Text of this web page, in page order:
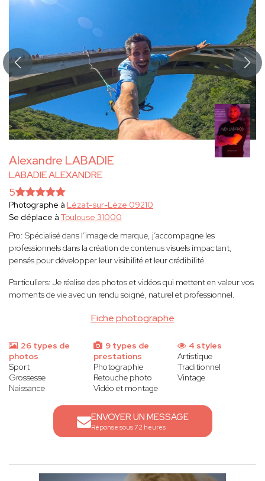
Alexandre LABADIE
LABADIE ALEXANDRE
Fiche photographe
5
Photographe à Lézat-sur-Lèze 09210
Se déplace à Toulouse 31000
Pro: Spécialisé dans l’image de marque, j’accompagne les
professionnels dans la création de contenus visuels impactant,
pensés pour développer leur visibilité et leur crédibilité.
Particuliers: Je réalise des photos et vidéos qui mettent en valeur vos
moments de vie avec un rendu soigné, naturel et professionnel.
26 types de
photos
Sport
Grossesse
Naissance
9 types de
prestations
Photographie
Retouche photo
Vidéo et montage
4 styles
Artistique
Traditionnel
Vintage
ENVOYER UN MESSAGE
Réponse sous 72 heures